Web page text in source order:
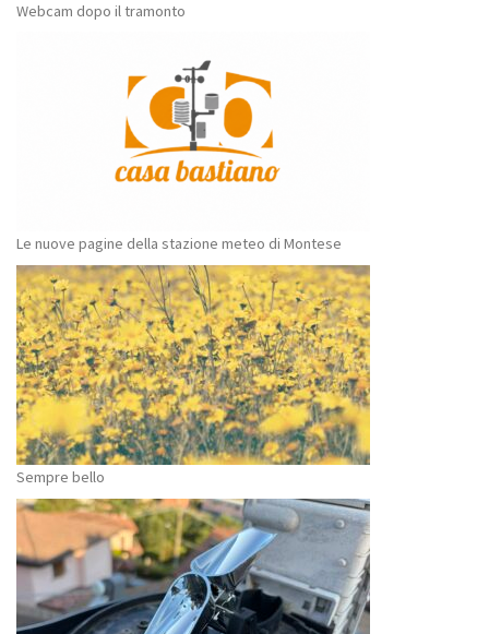
Webcam dopo il tramonto
Le nuove pagine della stazione meteo di Montese
Sempre bello